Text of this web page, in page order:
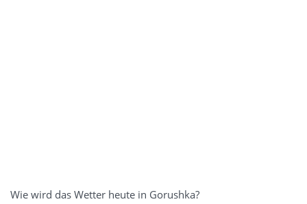
Wie wird das Wetter heute in Gorushka?